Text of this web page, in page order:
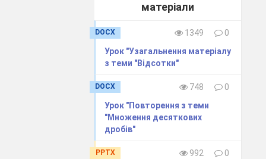
матеріали
DOCX 1349
0
Урок "Узагальнення матеріалу
з теми "Відсотки"
DOCX 748
0
Урок "Повторення з теми
"Множення десяткових
дробів"
PPTX 992
0